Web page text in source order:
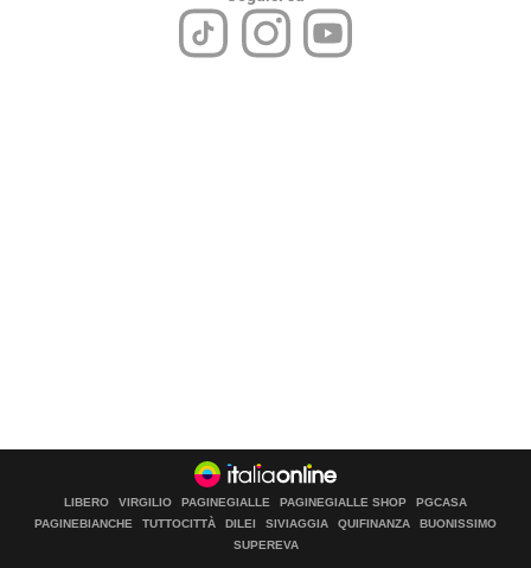
LIBERO VIRGILIO PAGINEGIALLE PAGINEGIALLE SHOP
PGCASA
PAGINEBIANCHE
TUTTOCITTÀ DILEI SIVIAGGIA QUIFINANZA
BUONISSIMO
SUPEREVA